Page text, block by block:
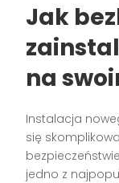
Jak
na
Instalacja
się
jedno z